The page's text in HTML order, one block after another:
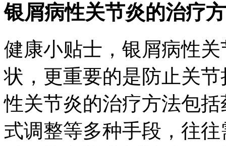
银屑病性关节炎的治疗
健康小贴士，银屑病性
状，更重要的是防止关
性关节炎的治疗方法包
式调整等多种手段，往